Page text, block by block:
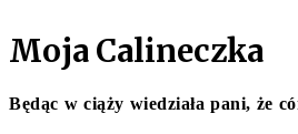
Moja Calineczka
Będąc w ciąży wiedziała pani, że